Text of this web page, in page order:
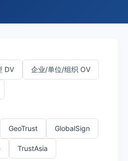
DV 企业/单位/组织 OV
GeoTrust GlobalSign
TrustAsia